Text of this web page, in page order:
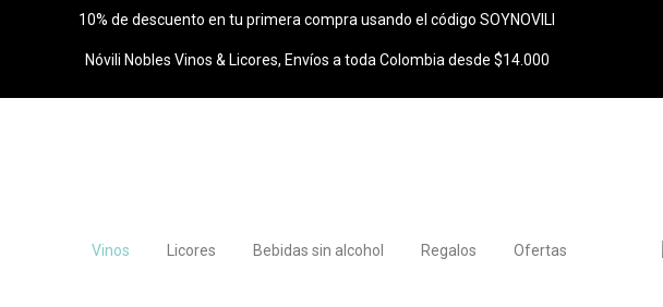
10% de descuento en tu primera compra usando el código SOYNOVILI
Nóvili Nobles Vinos & Licores, Envíos a toda Colombia desde $14.000
Vinos Licores Bebidas sin alcohol Regalos Ofertas